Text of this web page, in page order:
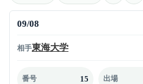
09/08
相手東海大学
番号 15 出場